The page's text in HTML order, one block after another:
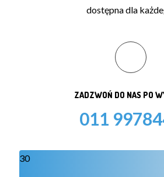
dostępna dla
ZADZWOŃ DO NAS PO
011
30